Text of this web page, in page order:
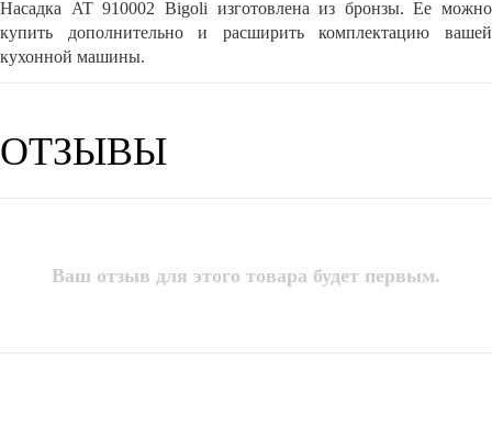
Насадка AT 910002 Bigoli изготовлена из бронзы. Ее можно
купить дополнительно и расширить комплектацию вашей
кухонной машины.
ОТЗЫВЫ
Ваш отзыв для этого товара будет первым.